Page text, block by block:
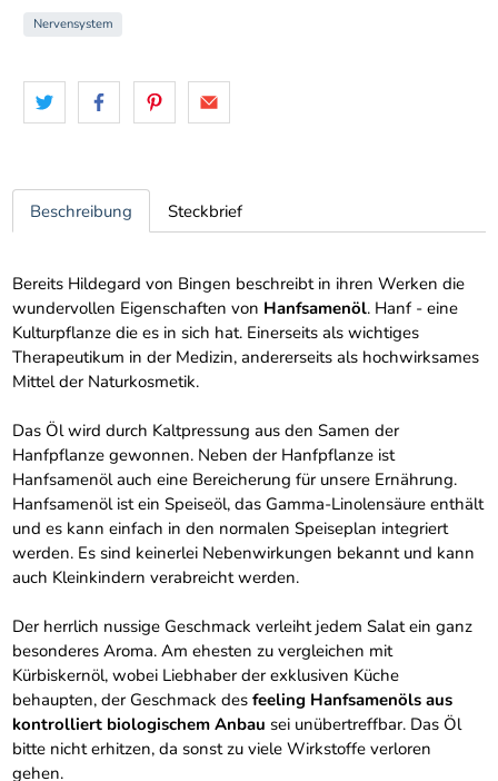
Nervensystem
Beschreibung Steckbrief
Bereits Hildegard von Bingen beschreibt in ihren Werken die
wundervollen Eigenschaften von Hanfsamenöl. Hanf - eine
Kulturpflanze die es in sich hat. Einerseits als wichtiges
Therapeutikum in der Medizin, andererseits als hochwirksames
Mittel der Naturkosmetik.
Das Öl wird durch Kaltpressung aus den Samen der
Hanfpflanze gewonnen. Neben der Hanfpflanze ist
Hanfsamenöl auch eine Bereicherung für unsere Ernährung.
Hanfsamenöl ist ein Speiseöl, das Gamma-Linolensäure enthält
und es kann einfach in den normalen Speiseplan integriert
werden. Es sind keinerlei Nebenwirkungen bekannt und kann
auch Kleinkindern verabreicht werden.
Der herrlich nussige Geschmack verleiht jedem Salat ein ganz
besonderes Aroma. Am ehesten zu vergleichen mit
Kürbiskernöl, wobei Liebhaber der exklusiven Küche
behaupten, der Geschmack desfeeling Hanfsamenöls aus
kontrolliert biologischem Anbau sei unübertreffbar. Das Öl
bitte nicht erhitzen, da sonst zu viele Wirkstoffe verloren
gehen.